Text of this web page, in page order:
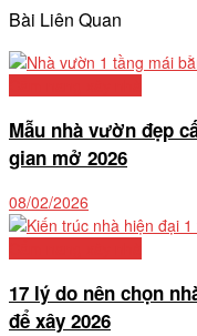
Bài Liên Quan
Mẫu nhà vườn đẹp
gian mở 2026
08/02/2026
17 lý do nên chọn
để xây 2026